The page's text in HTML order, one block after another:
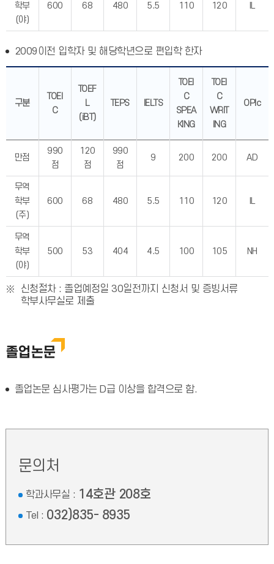
학부
(야)
600 68 480 5.5 110 120 IL
2009이전 입학자 및 해당학년으로 편입학 한자
구분
TOEI
C
TOEF
L
(iBT)
TEPS IELTS
TOEI
C
SPEA
KING
TOEI
C
WRIT
ING
OPIc
만점
990
점
120
점
990
점
9 200 200 AD
무역
학부
(주)
600 68 480 5.5 110 120 IL
무역
학부
(야)
500 53 404 4.5 100 105 NH
신청절차 : 졸업예정일 30일전까지 신청서 및 증빙서류
학부사무실로 제출
졸업논문
졸업논문 심사평가는 D급 이상을 합격으로 함.
문의처
학과사무실 : 14호관 208호
Tel : 032)835- 8935